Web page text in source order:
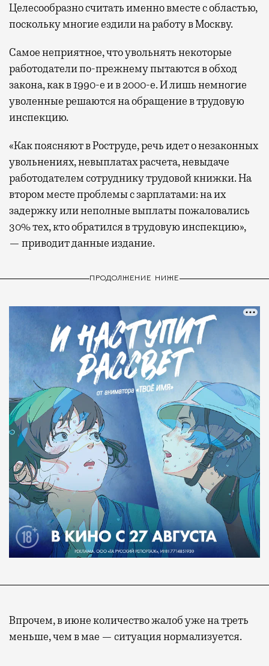
Целесообразно считать именно вместе с областью,
поскольку многие ездили на работу в Москву.
Самое неприятное, что увольнять некоторые
работодатели по-прежнему пытаются в обход
закона, как в 1990-е и в 2000-е. И лишь немногие
уволенные решаются на обращение в трудовую
инспекцию.
«Как поясняют в Роструде, речь идет о незаконных
увольнениях, невыплатах расчета, невыдаче
работодателем сотруднику трудовой книжки. На
втором месте проблемы с зарплатами: на их
задержку или неполные выплаты пожаловались
30% тех, кто обратился в трудовую инспекцию»,
— приводит данные издание.
ПРОДОЛЖЕНИЕ НИЖЕ
Впрочем, в июне количество жалоб уже на треть
меньше, чем в мае — ситуация нормализуется.